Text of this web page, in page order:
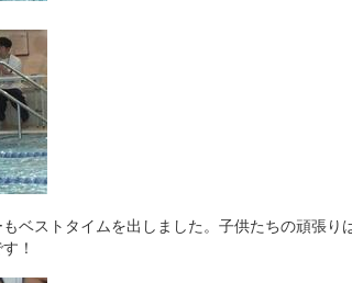
ベストタイムを出しました。子供たちの頑張り
！